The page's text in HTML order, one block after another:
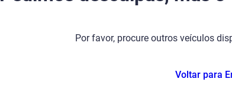
Por favor, procure outros veículos
Voltar para